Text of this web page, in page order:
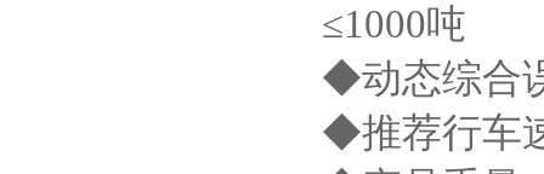
≤1000吨
◆动态综合
◆推荐行车